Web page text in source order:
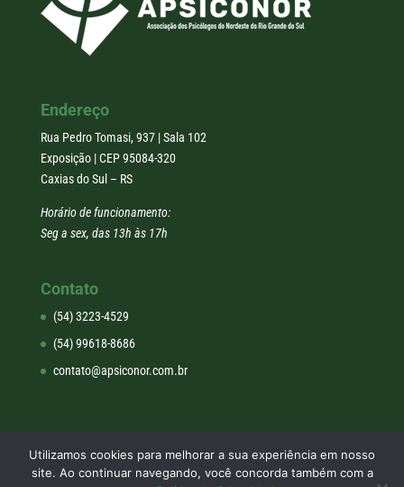
Endereço
Rua Pedro Tomasi, 937 | Sala 102
Exposição | CEP 95084-320
Caxias do Sul – RS
Horário de funcionamento:
Seg a sex, das 13h às 17h
Contato
(54) 3223-4529
(54) 99618-8686
contato@apsiconor.com.br
Utilizamos cookies para melhorar a sua experiência em nosso
site. Ao continuar navegando, você concorda também com a